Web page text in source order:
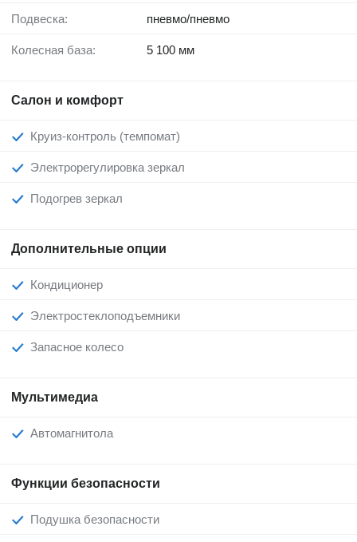
Подвеска: пневмо/пневмо
Колесная база: 5 100 мм
Салон и комфорт
Круиз-контроль (темпомат)
Электрорегулировка зеркал
Подогрев зеркал
Дополнительные опции
Кондиционер
Электростеклоподъемники
Запасное колесо
Мультимедиа
Автомагнитола
Функции безопасности
Подушка безопасности